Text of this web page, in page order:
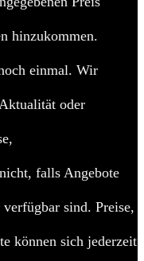
hinzukommen.
einmal. Wir
oder
falls Angebote
sind. Preise,
können sich jederzeit